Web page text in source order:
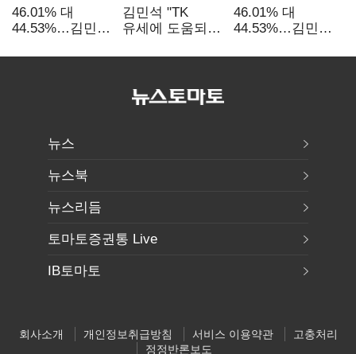
46.01% 대
44.53%…김민석·
'초박빙'(종합
김민석 "TK
유세에 도움되는
"벌써 대표된 양
46.01% 대
44.53%…김민석·
'초박빙'(종합)
뉴스
뉴스북
뉴스리듬
토마토증권통 Live
IB토마토
회사소개 개인정보취급방침 서비스 이용약관
고충처리
정정반론보도